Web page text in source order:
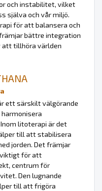
och instabilitet, vilket
själva och vår miljö.
för att balansera och
bättre integration
att tillhöra världen
ett särskilt välgörande
litoterapi är det
till att stabilisera
jorden. Det främjar
för att
centrum för
Den lugnande
till att frigöra